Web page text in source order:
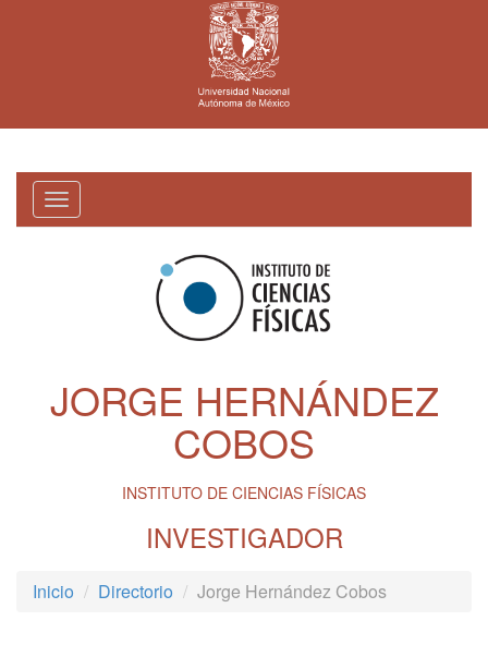
Toggle
navigation
JORGE HERNÁNDEZ
COBOS
INSTITUTO DE CIENCIAS FÍSICAS
INVESTIGADOR
Inicio Directorio Jorge Hernández Cobos